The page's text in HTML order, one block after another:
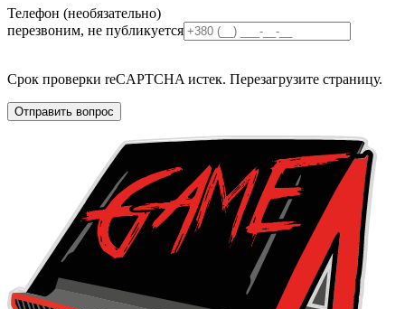
Телефон (необязательно)
перезвоним, не публикуется
Срок проверки reCAPTCHA истек. Перезагрузите страницу.